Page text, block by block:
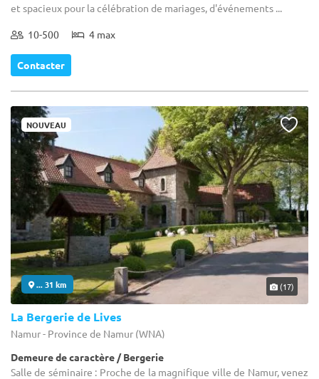
et spacieux pour la célébration de mariages, d'événements ...
10-500 4 max
Contacter
NOUVEAU
... 31 km (17)
La Bergerie de Lives
Namur - Province de Namur (WNA)
Demeure de caractère / Bergerie
Salle de séminaire : Proche de la magnifique ville de Namur, venez